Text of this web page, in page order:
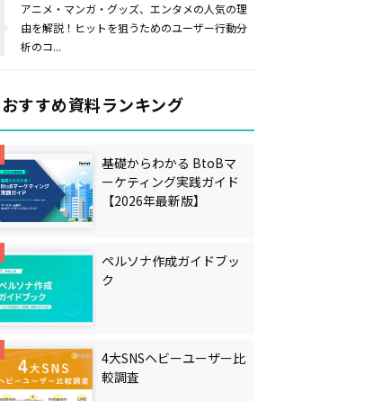
アニメ・マンガ・グッズ、エンタメの人気の理
由を解説！ヒットを狙うためのユーザー行動分
析のコ...
おすすめ資料ランキング
基礎からわかる BtoBマ
ーケティング実践ガイド
【2026年最新版】
ペルソナ作成ガイドブッ
ク
4大SNSヘビーユーザー比
較調査